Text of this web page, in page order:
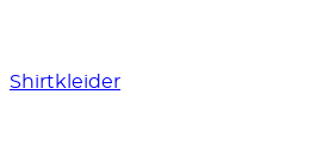
Shirtkleider